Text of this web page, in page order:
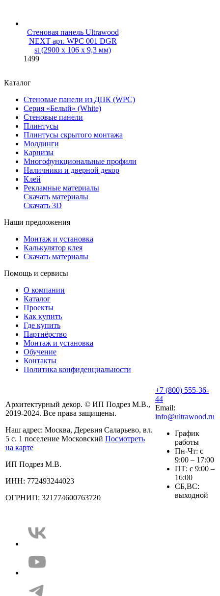
Стеновая панель Ultrawood
NEXT арт. WPC 001 DGR
st (2900 х 106 х 9,3 мм)
1499
Каталог
Стеновые панели из ДПК (WPC)
Серия «Белый» (White)
Стеновые панели
Плинтусы
Плинтусы скрытого монтажа
Молдинги
Карнизы
Многофункциональные профили
Наличники и дверной декор
Клей
Рекламные материалы
Скачать материалы
Скачать 3D
Наши предложения
Монтаж и установка
Калькулятор клея
Скачать материалы
Помощь и сервисы
О компании
Каталог
Проекты
Как купить
Где купить
Партнёрство
Монтаж и установка
Обучение
Контакты
Политика конфиденциальности
Архитектурный декор. © ИП Подрез М.В.,
2019-2024. Все права защищены.
Наш адрес: Москва, Деревня Саларьево, вл.
5 с. 1 поселение Московский Посмотреть
на карте
ИП Подрез М.В.
ИНН: 772493244023
ОГРНИП: 321774600763720
+7 (800) 555-36-
44
Email:
info@ultrawood.ru
График
работы
Пн-Чт: с
9:00 – 17:00
ПТ: с 9:00 –
16:00
СБ,ВС:
выходной